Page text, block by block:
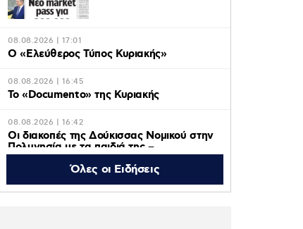
08.08.2026 | 17:01
Ο «Eλεύθερος Τύπος Κυριακής»
08.08.2026 | 16:45
Το «Documento» της Κυριακής
08.08.2026 | 16:42
Οι διακοπές της Δούκισσας Νομικού στην
Πολυνησία με τα παιδιά της –
Φωτογραφίες
08.08.2026 | 16:35
Όλες οι Ειδήσεις